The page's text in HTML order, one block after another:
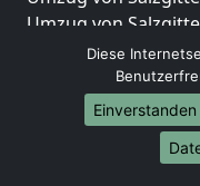
Umzug von
Umzug von
Umzug von
Umzug von
Umzug von
Umzüge-
Diese
Einverstanden